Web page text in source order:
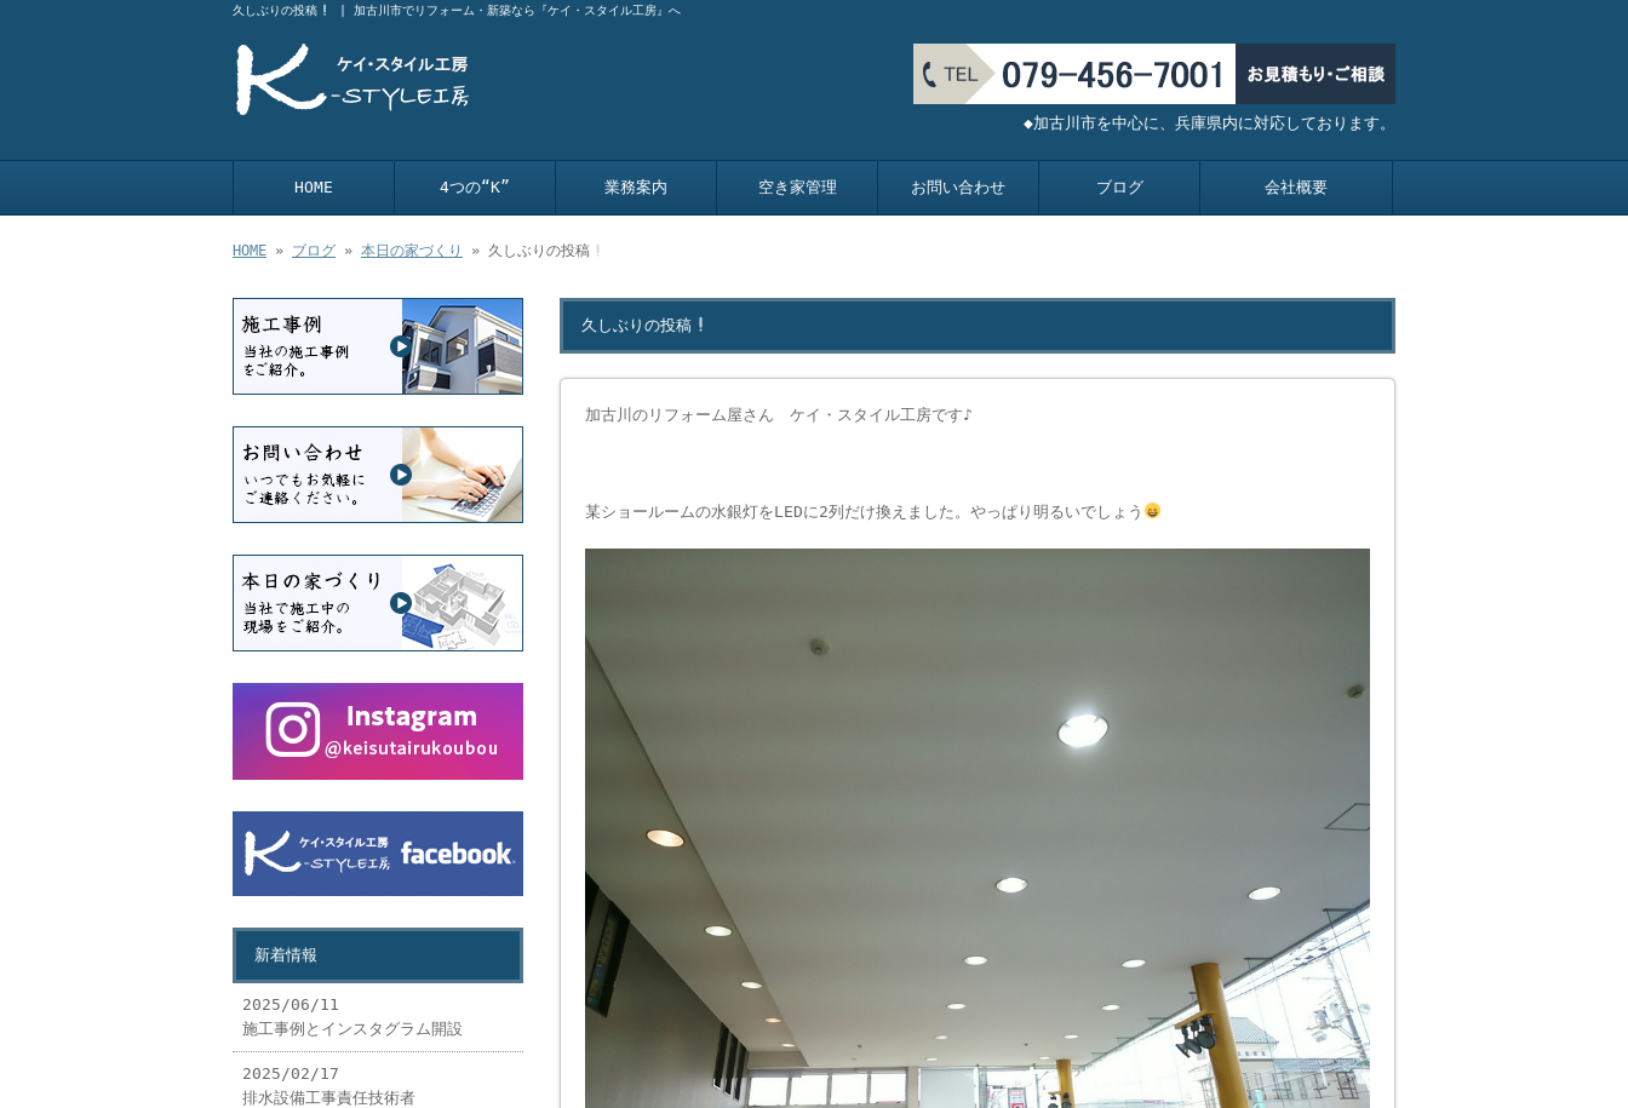
久しぶりの投稿 | 加古川市でリフォーム・新築なら『ケイ・スタイル工房』へ
◆加古川市を中心に、兵庫県内に対応しております。
HOME 4つの“K” 業務案内 空き家管理 お問い合わせ ブログ 会社概要
HOME » ブログ » 本日の家づくり » 久しぶりの投稿
久しぶりの投稿
加古川のリフォーム屋さん ケイ・スタイル工房です♪
某ショールームの水銀灯をLEDに2列だけ換えました。やっぱり明るいでしょう
新着情報
2025/06/11
施工事例とインスタグラム開設
2025/02/17
排水設備工事責任技術者